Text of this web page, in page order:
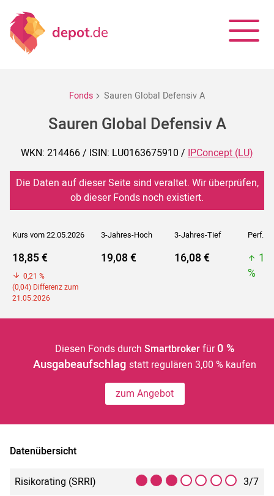
Fonds Sauren Global Defensiv A
Sauren Global Defensiv A
WKN: 214466 / ISIN: LU0163675910 / IPConcept (LU)
Die Daten auf dieser Seite sind veraltet. Wir überprüfen,
ob dieser Fonds noch existiert.
Kurs vom 22.05.2026 3-Jahres-Hoch 3-Jahres-Tief Perf. 5J
18,85 €
0,21 %
(0,04) Differenz zum
21.05.2026
19,08 € 16,08 €
%
Diesen Fonds durch Smartbrokerfür 0 %
Ausgabeaufschlagstatt regulären 3,00 % kaufen
zum Angebot
Datenübersicht
Risikorating (SRRI)
3/7